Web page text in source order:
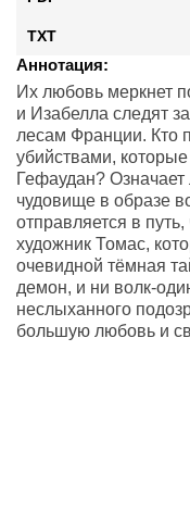
TXT
Аннотация:
Их любовь меркнет
и Изабелла следят
лесам Франции. Кто
убийствами,
Гефаудан? Означает
чудовище в образе
отправляется в
художник Томас,
очевидной тёмная
демон, и ни волк-
неслыханного
большую любовь и